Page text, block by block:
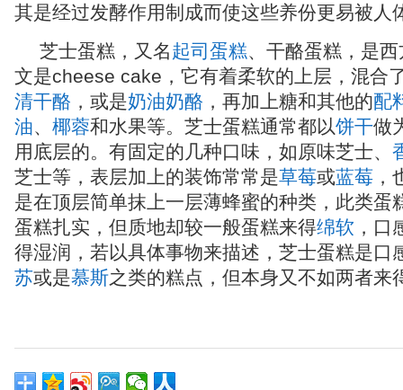
其是经过发酵作用制成而使这些养份更易被人
芝士蛋糕，又名起司蛋糕、干酪蛋糕，是
文是cheese cake，它有着柔软的上层，混合
清干酪 ，或是奶油奶酪 ，再加上糖和其他的配
油、 椰蓉和水果等。芝士蛋糕通常都以饼干做
用底层的。有固定的几种口味，如原味芝士、
芝士等，表层加上的装饰常常是草莓或蓝莓
是在顶层简单抹上一层薄蜂蜜的种类，此类蛋
蛋糕扎实，但质地却较一般蛋糕来得绵软 ，口
得湿润，若以具体事物来描述，芝士蛋糕是口
苏或是慕斯之类的糕点，但本身又不如两者来